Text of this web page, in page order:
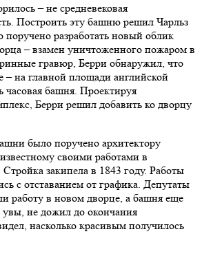
– не средневековая
Построить эту башню решил Чарльз
разработать новый облик
– взамен уничтоженного пожаром в
гравюр, Берри обнаружил, что
– на главной площади английской
часовая башня. Проектируя
Берри решил добавить ко дворцу
было поручено архитектору
своими работами в
Стройка закипела в 1843 году. Работы
с отставанием от графика. Депутаты
работу в новом дворце, а башня еще
не дожил до окончания
насколько красивым получилось